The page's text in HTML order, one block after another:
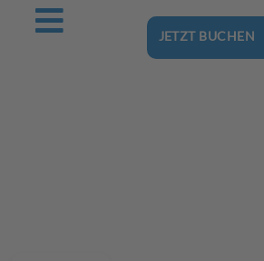
JETZT BUCHEN